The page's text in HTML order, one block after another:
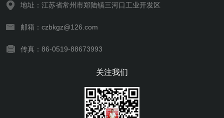
地址：江苏省常州市郑陆镇三河口工业开发区
邮箱：czbkgz@126.com
传真：86-0519-88673993
关注我们